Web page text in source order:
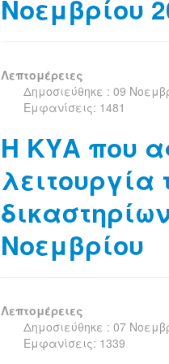
Νοεμβρίου
Λεπτομέρειες
Δημοσιεύθηκε : 09
Εμφανίσεις: 1481
Η ΚΥΑ που
λειτουργία
Νοεμβρίου
Λεπτομέρειες
Δημοσιεύθηκε : 07
Εμφανίσεις: 1339